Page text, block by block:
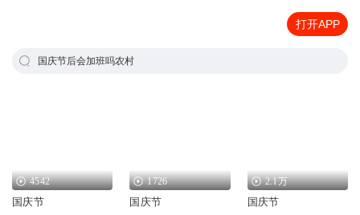
打开APP
国庆节后会加班吗农村
4542
国庆节
1726
国庆节
2.1万
国庆节